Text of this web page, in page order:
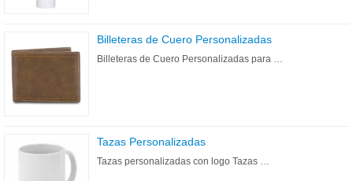
Billeteras de Cuero Personalizadas
Billeteras de Cuero Personalizadas para …
Tazas Personalizadas
Tazas personalizadas con logo Tazas …